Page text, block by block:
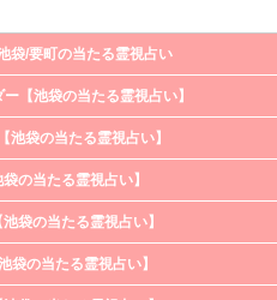
袋/要町の当たる霊視占い
【池袋の当たる霊視占い】
池袋の当たる霊視占い】
の当たる霊視占い】
袋の当たる霊視占い】
袋の当たる霊視占い】